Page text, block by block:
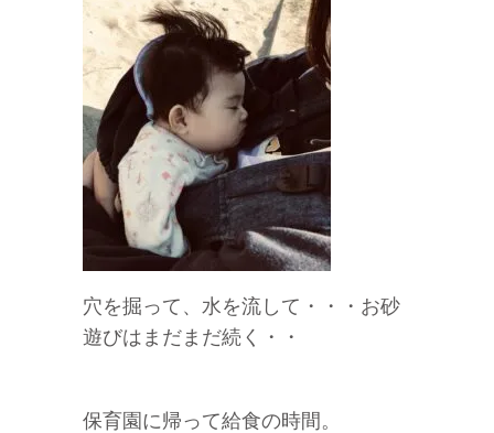
穴を掘って、水を流して・・・お砂
遊びはまだまだ続く・・
保育園に帰って給食の時間。